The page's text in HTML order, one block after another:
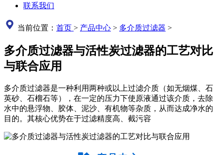
联系我们
当前位置： 首页 > 产品中心 > 多介质过滤器 >
多介质过滤器与活性炭过滤器的工艺对比
与联合应用
多介质过滤器是一种利用两种或以上过滤介质（如无烟煤、石
英砂、石榴石等），在一定的压力下使原液通过该介质，去除
水中的悬浮物、胶体、泥沙、有机物等杂质，从而达成净水的
目的。其核心优势在于过滤精度高、截污容